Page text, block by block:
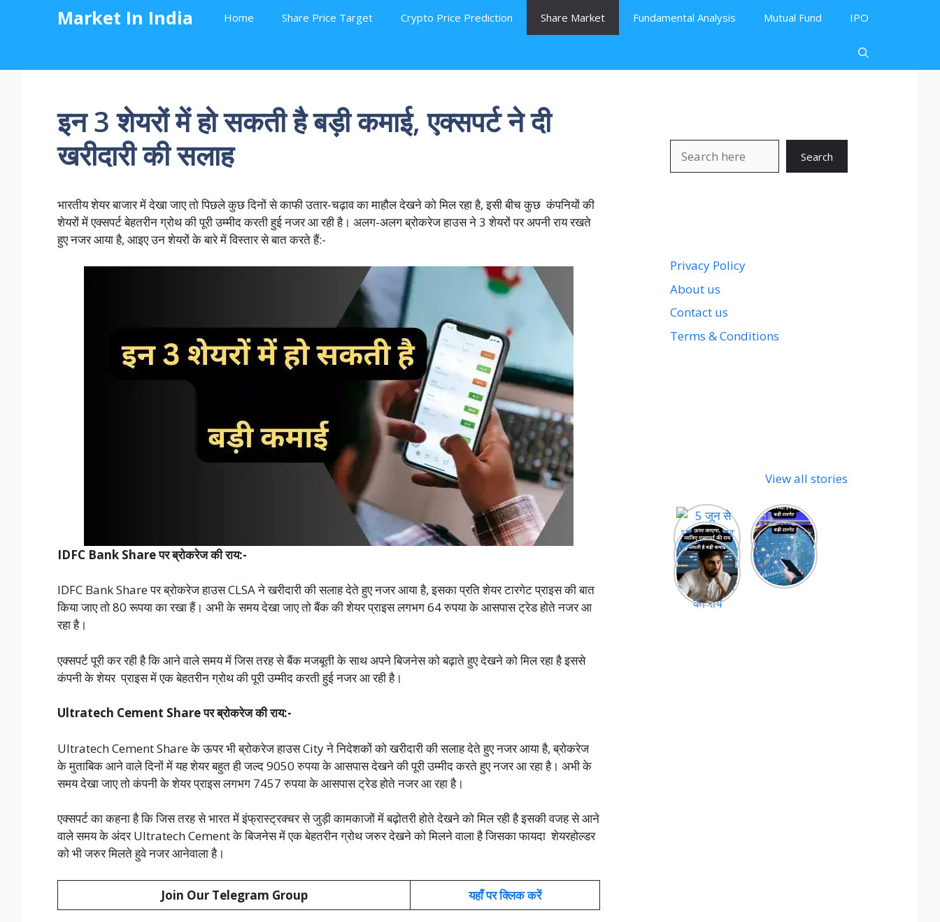
Market In India Home Share Price Target Crypto Price Prediction Share Market Fundamental Analysis Mutual Fund IPO
इन 3 शेयरों में हो सकती है बड़ी कमाई, एक्सपर्ट ने दी
खरीदारी की सलाह
भारतीय शेयर बाजार में देखा जाए तो पिछले कुछ दिनों से काफी उतार-चढ़ाव का माहौल देखने को मिल रहा है, इसी बीच कुछ कंपनियों की
शेयरों में एक्सपर्ट बेहतरीन ग्रोथ की पूरी उम्मीद करती हुई नजर आ रही है। अलग-अलग ब्रोकरेज हाउस ने 3 शेयरों पर अपनी राय रखते
हुए नजर आया है, आइए उन शेयरों के बारे में विस्तार से बात करते हैं:-
IDFC Bank Share पर ब्रोकरेज की राय:-
IDFC Bank Share पर ब्रोकरेज हाउस CLSA ने खरीदारी की सलाह देते हुए नजर आया है, इसका प्रति शेयर टारगेट प्राइस की बात
किया जाए तो 80 रूपया का रखा हैं। अभी के समय देखा जाए तो बैंक की शेयर प्राइस लगभग 64 रुपया के आसपास ट्रेड होते नजर आ
रहा है।
एक्सपर्ट पूरी कर रही है कि आने वाले समय में जिस तरह से बैंक मजबूती के साथ अपने बिजनेस को बढ़ाते हुए देखने को मिल रहा है इससे
कंपनी के शेयर प्राइस में एक बेहतरीन ग्रोथ की पूरी उम्मीद करती हुई नजर आ रही है।
Ultratech Cement Share पर ब्रोकरेज की राय:-
Ultratech Cement Share के ऊपर भी ब्रोकरेज हाउस City ने निदेशकों को खरीदारी की सलाह देते हुए नजर आया है, ब्रोकरेज
के मुताबिक आने वाले दिनों में यह शेयर बहुत ही जल्द 9050 रुपया के आसपास देखने की पूरी उम्मीद करते हुए नजर आ रहा है। अभी के
समय देखा जाए तो कंपनी के शेयर प्राइस लगभग 7457 रुपया के आसपास ट्रेड होते नजर आ रहा है।
एक्सपर्ट का कहना है कि जिस तरह से भारत में इंफ्रास्ट्रक्चर से जुड़ी कामकाजों में बढ़ोतरी होते देखने को मिल रही है इसकी वजह से आने
वाले समय के अंदर Ultratech Cement के बिजनेस में एक बेहतरीन ग्रोथ जरुर देखने को मिलने वाला है जिसका फायदा शेयरहोल्डर
को भी जरुर मिलते हुवे नजर आनेवाला है।
Join Our Telegram Group यहाँ पर क्लिक करें
Search
Privacy Policy
About us
Contact us
Terms & Conditions
View all stories